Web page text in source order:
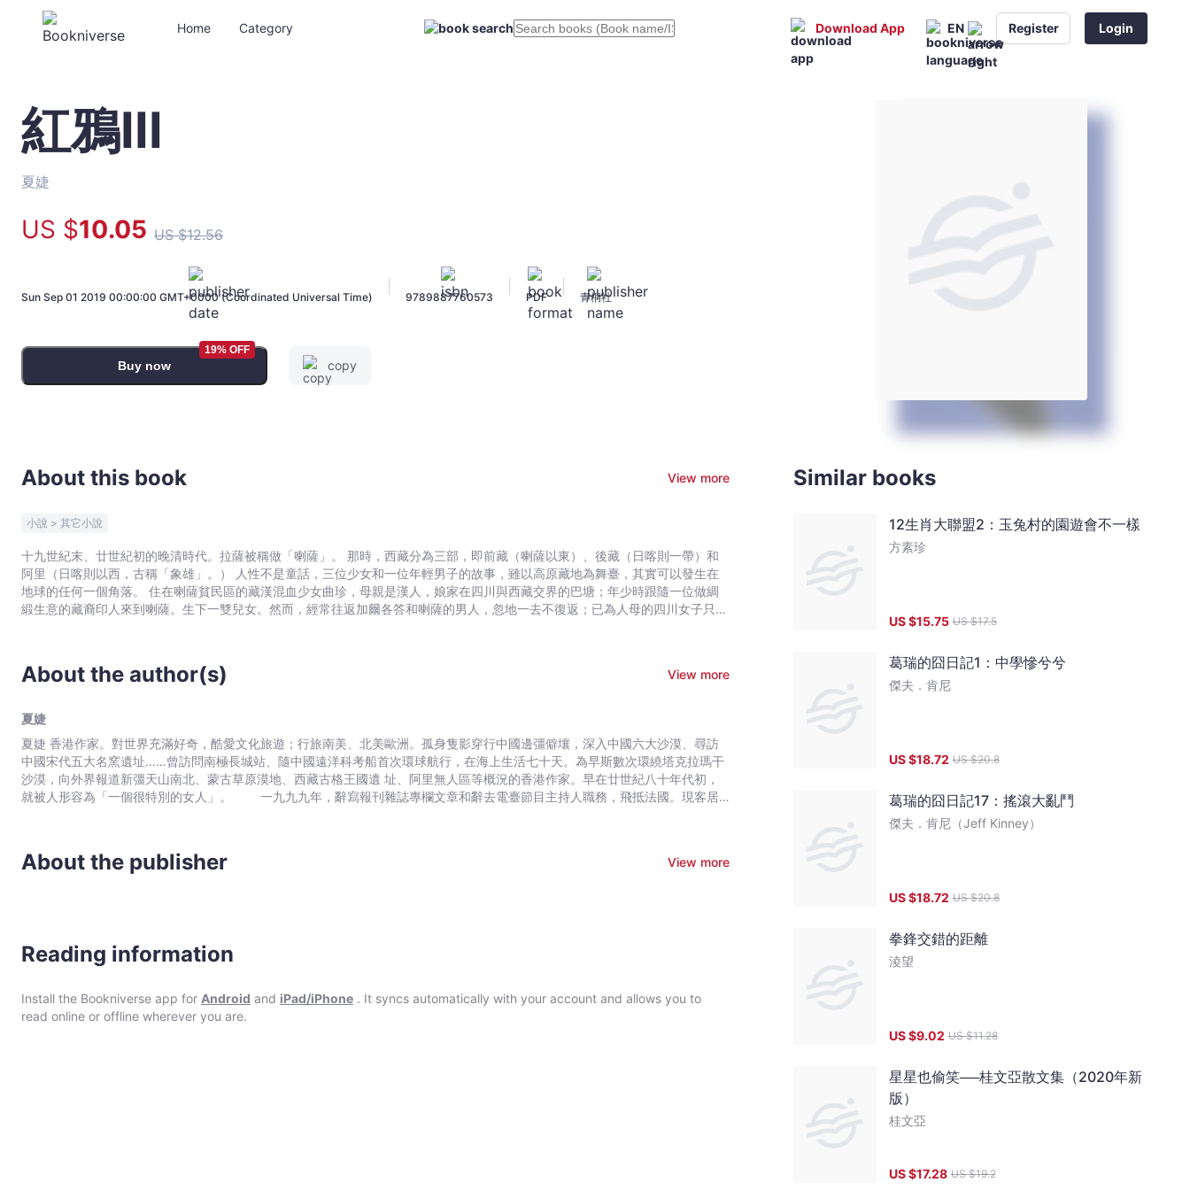
Home Category Download App EN Register Login
紅
鴉
III
-
婕
-
紅鴉III
夏婕
US $10.05 US $12.56
Sun Sep 01 2019 00:00:00 GMT+0000 (Coordinated Universal Time) 9789887760573 PDF 青桐社
Buy now
19% OFF
copy
About this book View more
小說 > 其它小說
十九世紀末、廿世紀初的晚清時代。拉薩被稱做「喇薩」。 那時，西藏分為三部，即前藏（喇薩以東）、後藏（日喀則一帶）和
阿里（日喀則以西，古稱「象雄」。） 人性不是童話，三位少女和一位年輕男子的故事，雖以高原藏地為舞臺，其實可以發生在
地球的任何一個角落。 住在喇薩貧民區的藏漢混血少女曲珍，母親是漢人，娘家在四川與西藏交界的巴塘；年少時跟隨一位做綢
緞生意的藏裔印人來到喇薩。生下一雙兒女。然而，經常往返加爾各答和喇薩的男人，忽地一去不復返；已為人母的四川女子只得
聽過作罷，她並不覺得有甚麼不好。 與外祖母同為牒巴府織房女奴的卓瑪，自幼喪母；更不幸的是，她出生時肢體受損導致長短
救人，曲珍計用火獸引發了大火。與卓瑪相依為命的外祖母執意留在火場，尋求永生。 曲珍和卓瑪上山拜祭奶奶，巧遇一位天葬
旭一見鍾情，尼旭又被冷漠而俏麗的曲珍吸引。就這樣，三個年輕人聚到了一起。愛情考驗着曲珍和卓瑪的友情。 自幼偷窺母親
接客的曲珍，耳濡目睹，性心理近似扭曲。可是，當她發現卓瑪深陷情淵之際，同時也醒悟到其實自己也愛着尼旭。 愛情友情，
孰重孰輕？她決絕選取後者，避離是非地。不料卓瑪亦有了自己的抉擇。 曲珍和卓瑪並不知道，生性不羈的尼旭，來喇薩之前，
已在牧場上邂逅牧羊女梅朵，有過一段露水情緣。而尼旭也不知道，深受父母寵愛的梅朵，在他走後，難忍寂寞，不理天高地厚，
由新疆帶來的旅行小分隊。 斯文赫定的到來，令會說英語的曲珍有了一展所長的機會。 她奉命盛妝參與談判，轉述達賴喇嘛的命
令，要求斯文赫定退返新疆。 一場沒寫進歷史的會見在曠原上舉行。 由紅喙鴉見證的人性糾纏，也在羌塘高原上輪迴……
About the author(s) View more
夏婕
夏婕 香港作家。對世界充滿好奇，酷愛文化旅遊；行旅南美、北美歐洲。孤身隻影穿行中國邊彊僻壤，深入中國六大沙漠、尋訪
中國宋代五大名窯遺址……曾訪問南極長城站、隨中國遠洋科考船首次環球航行，在海上生活七十天。為早斯數次環繞塔克拉瑪干
沙漠，向外界報道新彊天山南北、蒙古草原漠地、西藏古格王國遺 址、阿里無人區等概況的香港作家。早在廿世紀八十年代初，
就被人形容為「一個很特別的女人」。 一九九九年，辭寫報刊雜誌專欄文章和辭去電臺節目主持人職務，飛抵法國。現客居
About the publisher View more
Reading information
Install the Bookniverse app for Android and iPad/iPhone . It syncs automatically with your account and allows you to
read online or offline wherever you are.
Similar books
12生肖大聯盟2：玉兔村的園遊會不一樣
方素珍
US $15.75 US $17.5
葛瑞的囧日記1：中學慘兮兮
傑夫．肯尼
US $18.72 US $20.8
葛瑞的囧日記17：搖滾大亂鬥
傑夫．肯尼（Jeff Kinney）
US $18.72 US $20.8
拳鋒交錯的距離
淩望
US $9.02 US $11.28
星星也偷笑──桂文亞散文集（2020年新
版）
桂文亞
US $17.28 US $19.2